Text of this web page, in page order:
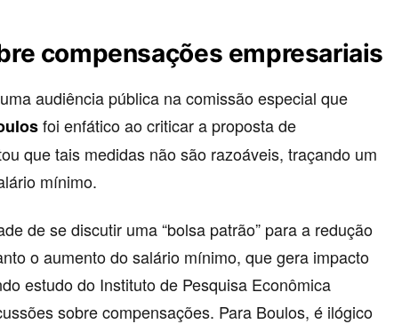
compensações empresariais
audiência pública na comissão especial que
foi enfático ao criticar a proposta de
que tais medidas não são razoáveis, traçando um
mínimo.
de se discutir uma “bolsa patrão” para a redução
o aumento do salário mínimo, que gera impacto
estudo do Instituto de Pesquisa Econômica
sobre compensações. Para Boulos, é ilógico